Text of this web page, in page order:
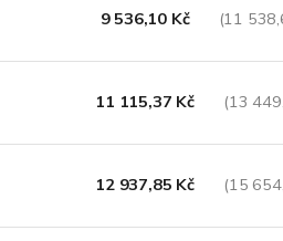
9 536,10 Kč (11
11 115,37 Kč (13
12 937,85 Kč (15